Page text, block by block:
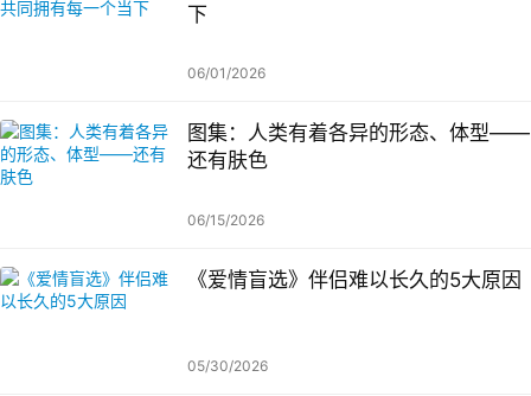
下
06/01/2026
图集：人类有着各异的形态、体型——
还有肤色
06/15/2026
《爱情盲选》伴侣难以长久的5大原因
05/30/2026